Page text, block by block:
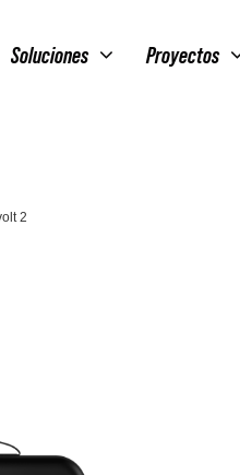
Soluciones Proyectos
2